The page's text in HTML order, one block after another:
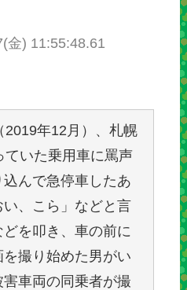
金) 11:55:48.61
2019年12月）、札幌
ていた乗用車に罵声
んで急停車したあ
い、こら」などと言
を叩き、車の前に
撮り始めた男がい
車両の同乗者が撮